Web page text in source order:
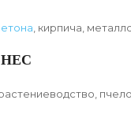
, кирпича,